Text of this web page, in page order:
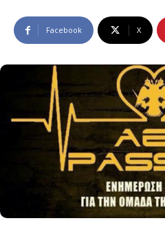
Facebook X